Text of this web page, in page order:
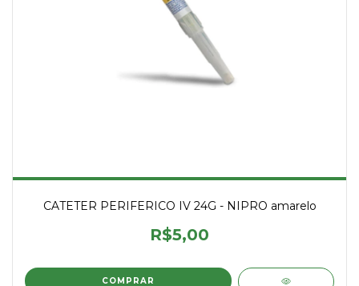
CATETER PERIFERICO IV 24G - NIPRO amarelo
R$5,00